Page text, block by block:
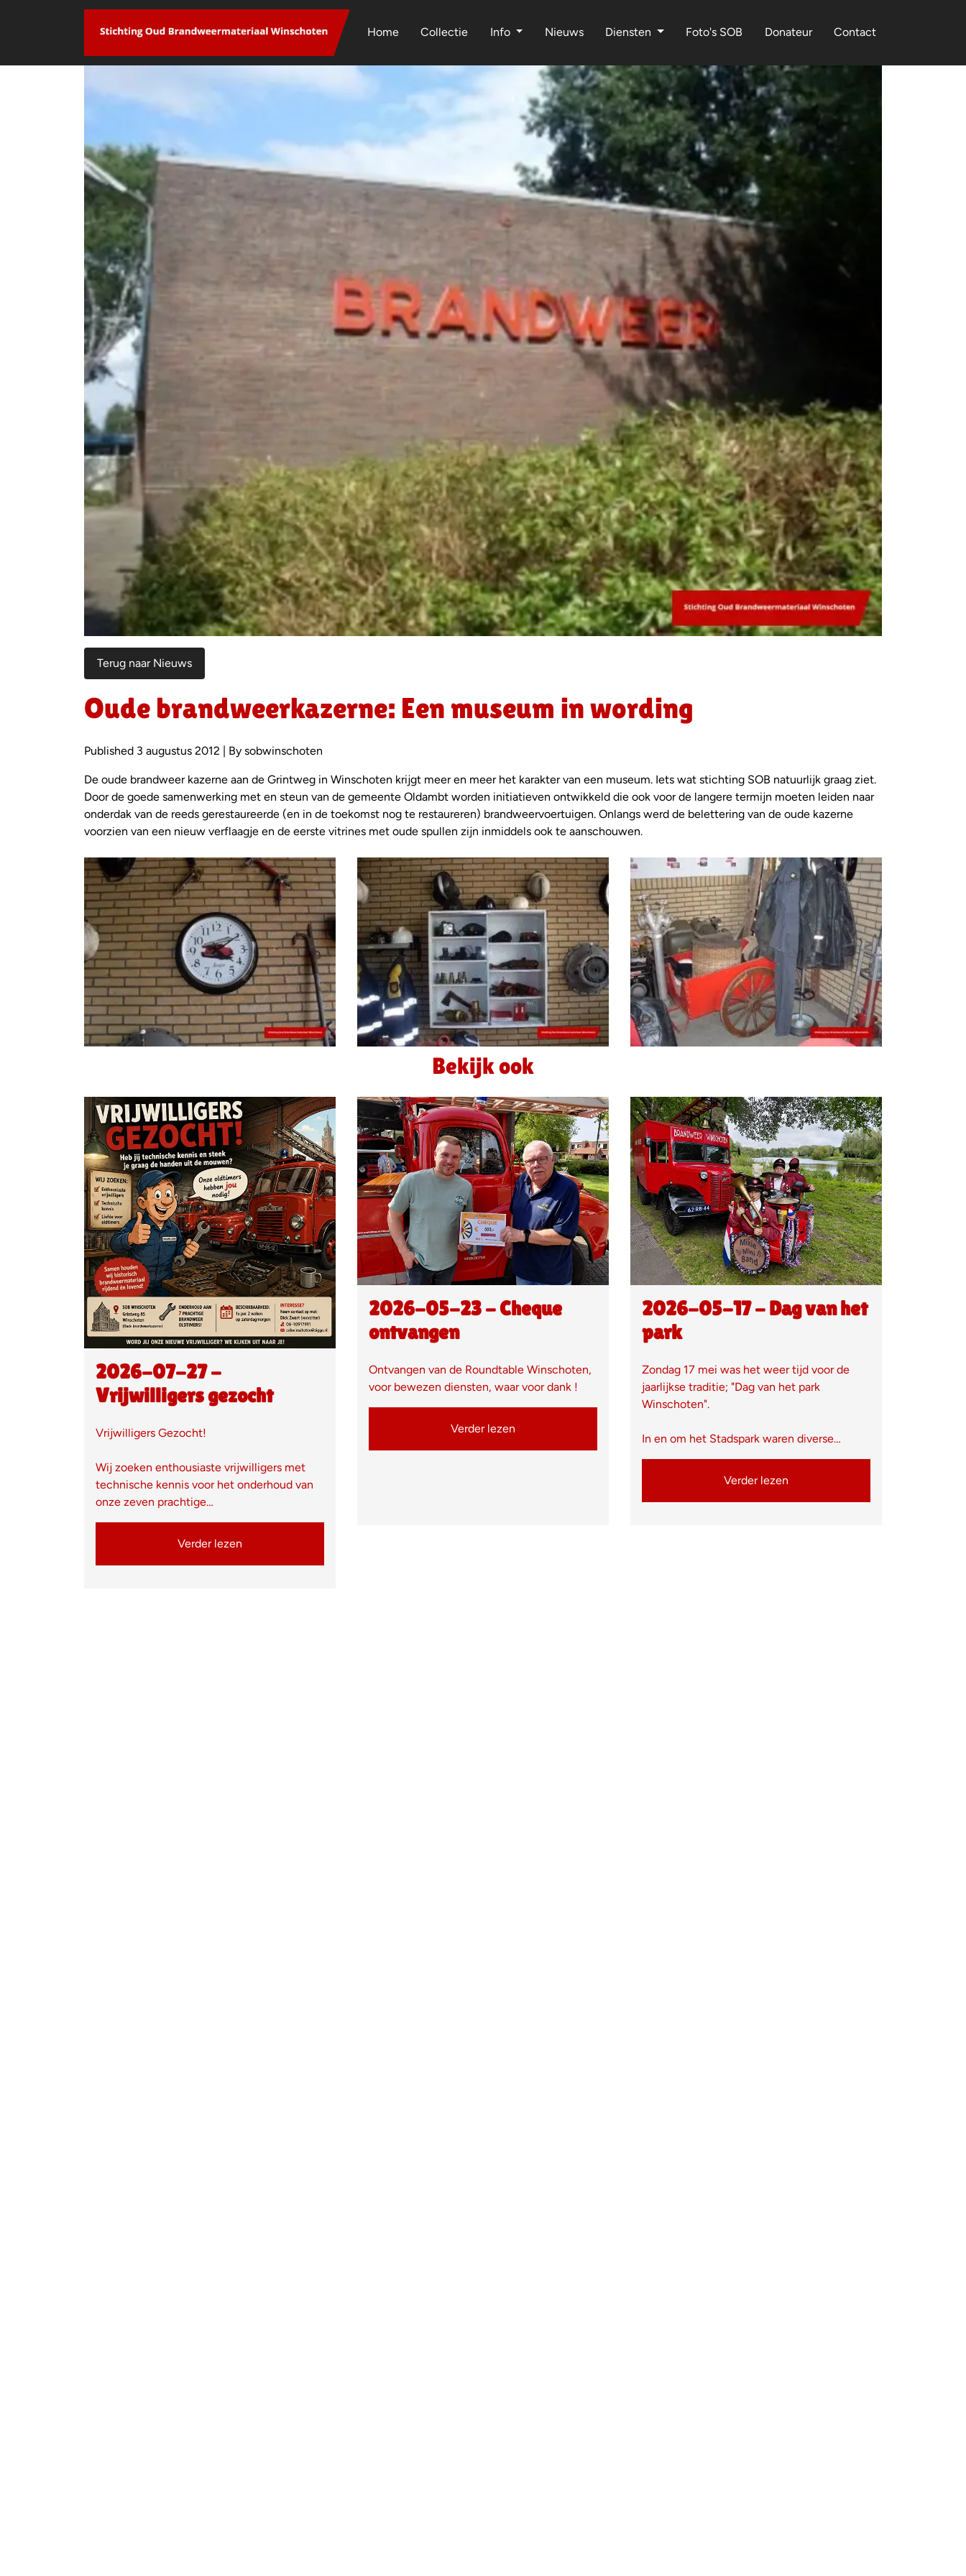
Home
Collectie Info Nieuws Diensten Foto's SOB Donateur Contact
Terug naar Nieuws
Oude brandweerkazerne: Een museum in wording
Published 3 augustus 2012 | By sobwinschoten
De oude brandweer kazerne aan de Grintweg in Winschoten krijgt meer en meer het karakter van een museum. Iets wat stichting SOB natuurlijk graag ziet.
Door de goede samenwerking met en steun van de gemeente Oldambt worden initiatieven ontwikkeld die ook voor de langere termijn moeten leiden naar
onderdak van de reeds gerestaureerde (en in de toekomst nog te restaureren) brandweervoertuigen. Onlangs werd de belettering van de oude kazerne
voorzien van een nieuw verflaagje en de eerste vitrines met oude spullen zijn inmiddels ook te aanschouwen.
Foto
album
overslaan
Bekijk ook
2026-07-27 -
Vrijwilligers gezocht
Vrijwilligers Gezocht!
Wij zoeken enthousiaste vrijwilligers met
technische kennis voor het onderhoud van
onze zeven prachtige…
Verder lezen
2026-05-23 - Cheque
ontvangen
Ontvangen van de Roundtable Winschoten,
voor bewezen diensten, waar voor dank !
Verder lezen
2026-05-17 - Dag van het
park
Zondag 17 mei was het weer tijd voor de
jaarlijkse traditie; "Dag van het park
Winschoten".
In en om het Stadspark waren diverse…
Verder lezen